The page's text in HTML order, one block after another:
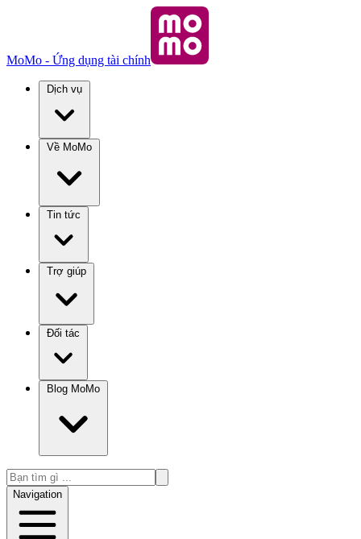
MoMo - Ứng dụng tài chính
Dịch vụ
Về MoMo
Tin tức
Trợ giúp
Đối tác
Blog MoMo
Navigation